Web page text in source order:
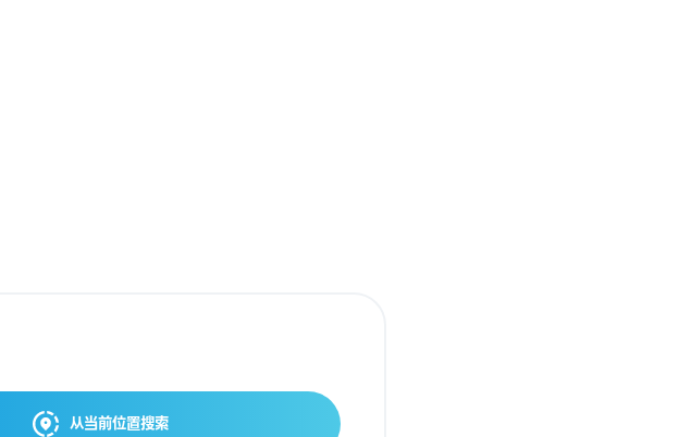
从当前位置搜索